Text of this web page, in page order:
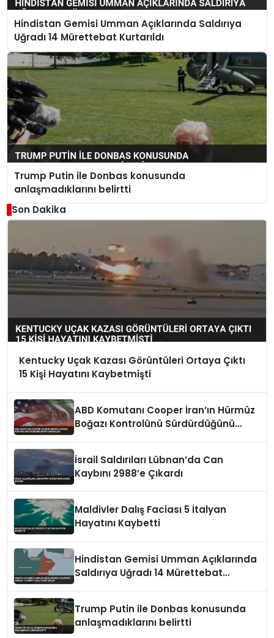
Hindistan Gemisi Umman Açıklarında Saldırıya
Uğradı 14 Mürettebat Kurtarıldı
Trump Putin ile Donbas konusunda
anlaşmadıklarını belirtti
Son Dakika
Kentucky Uçak Kazası Görüntüleri Ortaya Çıktı
15 Kişi Hayatını Kaybetmişti
ABD Komutanı Cooper İran’ın Hürmüz
Boğazı Kontrolünü Sürdürdüğünü
İsrail Saldırıları Lübnan’da Can
Kaybını 2988’e Çıkardı
Maldivler Dalış Faciası 5 İtalyan
Hayatını Kaybetti
Hindistan Gemisi Umman Açıklarında
Saldırıya Uğradı 14 Mürettebat
Trump Putin ile Donbas konusunda
anlaşmadıklarını belirtti